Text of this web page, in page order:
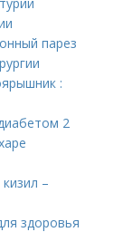
парез
:
2
–
здоровья